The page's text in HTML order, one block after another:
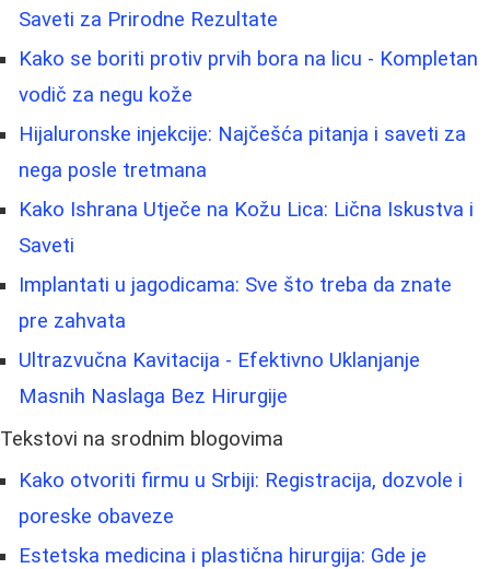
Saveti za Prirodne Rezultate
Kako se boriti protiv prvih bora na licu - Kompletan
vodič za negu kože
Hijaluronske injekcije: Najčešća pitanja i saveti za
nega posle tretmana
Kako Ishrana Utječe na Kožu Lica: Lična Iskustva i
Saveti
Implantati u jagodicama: Sve što treba da znate
pre zahvata
Ultrazvučna Kavitacija - Efektivno Uklanjanje
Masnih Naslaga Bez Hirurgije
Tekstovi na srodnim blogovima
Kako otvoriti firmu u Srbiji: Registracija, dozvole i
poreske obaveze
Estetska medicina i plastična hirurgija: Gde je